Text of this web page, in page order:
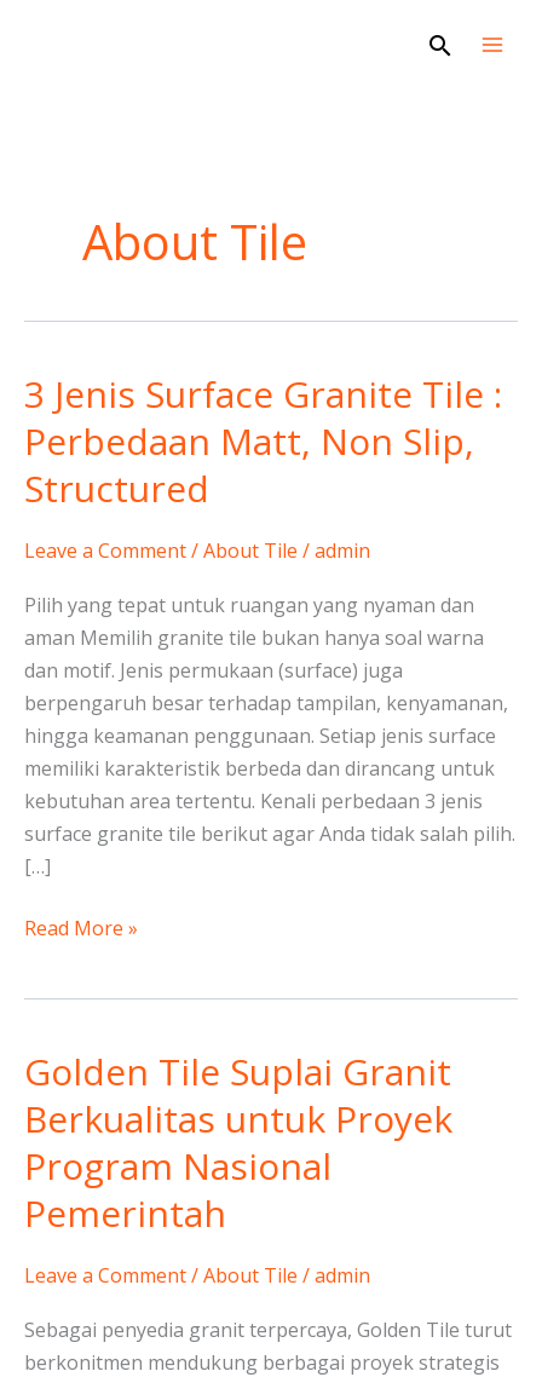
Search
About Tile
3 Jenis Surface Granite Tile :
Perbedaan Matt, Non Slip,
Structured
Leave a Comment/About Tile /admin
Pilih yang tepat untuk ruangan yang nyaman dan
aman Memilih granite tile bukan hanya soal warna
dan motif. Jenis permukaan (surface) juga
berpengaruh besar terhadap tampilan, kenyamanan,
hingga keamanan penggunaan. Setiap jenis surface
memiliki karakteristik berbeda dan dirancang untuk
kebutuhan area tertentu. Kenali perbedaan 3 jenis
surface granite tile berikut agar Anda tidak salah pilih.
[…]
3
Jenis
Surface
Granite
:
Matt,
Non
Slip,
Structured
Read More »
Golden Tile Suplai Granit
Berkualitas untuk Proyek
Program Nasional
Pemerintah
Leave a Comment/About Tile /admin
Sebagai penyedia granit terpercaya, Golden Tile turut
berkonitmen mendukung berbagai proyek strategis
Golden
Suplai
Granit
Berkualitas
untuk
Program
Nasional
Pemerintah